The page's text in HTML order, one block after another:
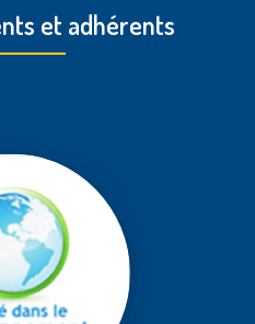
et adhérents